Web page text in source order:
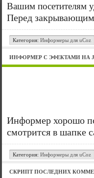
Вашим посетителям
Перед
Категория: Информеры для uCoz
ИНФОРМЕР С ЭФЕКТАМИ НА
Информер хорошо
смотрится в шапке
Категория: Информеры для uCoz
СКРИПТ ПОСЛЕДНИХ